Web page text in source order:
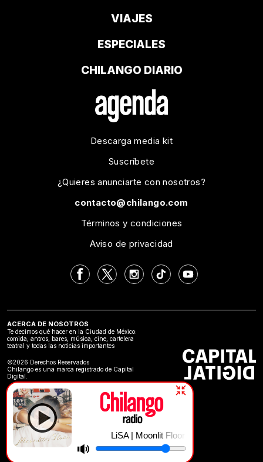
LiSA | Moonlit Floor (Kiss Me)
VIAJES
ESPECIALES
CHILANGO DIARIO
Descarga media kit
Suscríbete
¿Quieres anunciarte con nosotros?
contacto@chilango.com
Términos y condiciones
Aviso de privacidad
ACERCA DE NOSOTROS
Te decimos qué hacer en la Ciudad de México:
comida, antros, bares, música, cine, cartelera
teatral y todas las noticias importantes
©2026 Derechos Reservados
Chilango es una marca registrado de Capital
Digital.